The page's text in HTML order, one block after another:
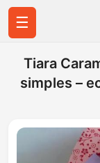
☰
Tiara
simples –